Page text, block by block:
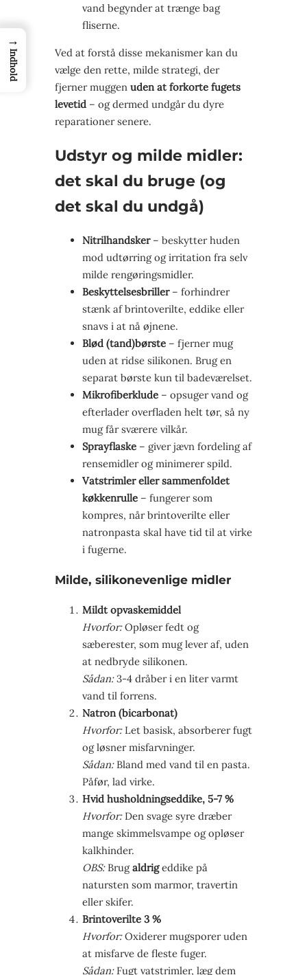
vand begynder at trænge bag
fliserne.
Ved at forstå disse mekanismer kan du
vælge den rette, milde strategi, der
fjerner muggen uden at forkorte fugets
levetid – og dermed undgår du dyre
reparationer senere.
Udstyr og milde midler:
det skal du bruge (og
det skal du undgå)
Nitrilhandsker– beskytter huden
mod udtørring og irritation fra selv
milde rengøringsmidler.
Beskyttelsesbriller– forhindrer
stænk af brintoverilte, eddike eller
snavs i at nå øjnene.
Blød (tand)­børste – fjerner mug
uden at ridse silikonen. Brug en
separat børste kun til badeværelset.
Mikrofiberklude – opsuger vand og
efterlader overfladen helt tør, så ny
mug får sværere vilkår.
Sprayflaske – giver jævn fordeling af
rensemidler og minimerer spild.
Vatstrimler eller sammenfoldet
køkkenrulle – fungerer som
kompres, når brintoverilte eller
natronpasta skal have tid til at virke
i fugerne.
Milde, silikonevenlige midler
Mildt opvaskemiddel
Hvorfor:Opløser fedt og
sæberester, som mug lever af, uden
at nedbryde silikonen.
Sådan:3-4 dråber i en liter varmt
vand til forrens.
Natron (bicarbonat)
Hvorfor:Let basisk, absorberer fugt
og løsner misfarvninger.
Sådan:Bland med vand til en pasta.
Påfør, lad virke.
Hvid husholdningseddike, 5-7 %
Hvorfor:Den svage syre dræber
mange skimmelsvampe og opløser
kalkhinder.
OBS:Brugaldrigeddike på
natursten som marmor, travertin
eller skifer.
Brintoverilte 3 %
Hvorfor:Oxiderer mugsporer uden
at misfarve de fleste fuger.
Sådan:Fugt vatstrimler, læg dem
→
Indhold